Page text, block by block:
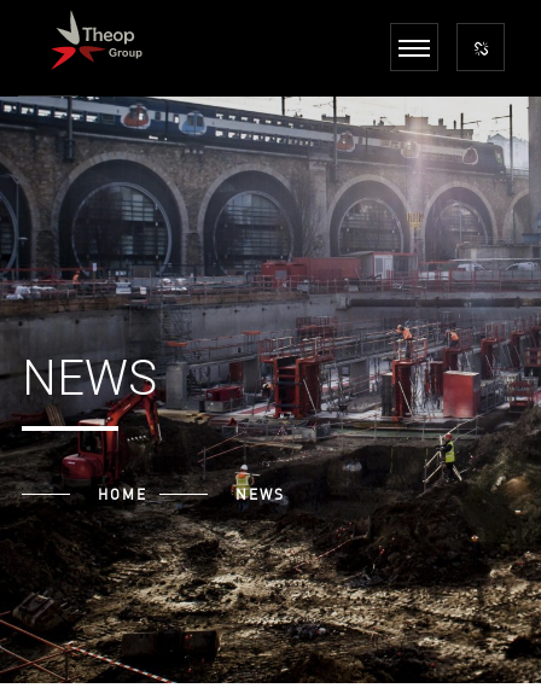
NEWS
HOME NEWS